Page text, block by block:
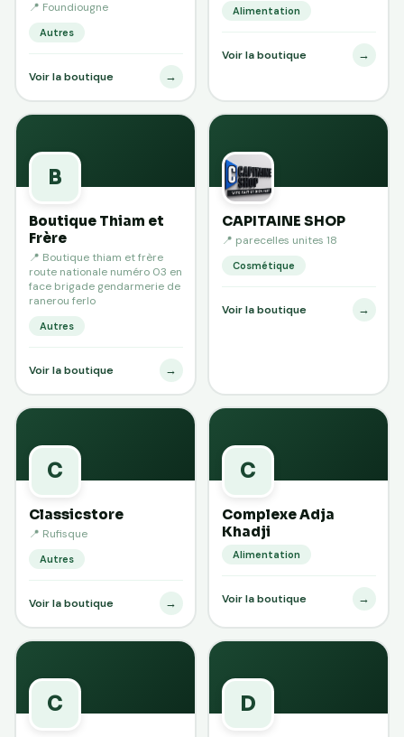
📍 Foundiougne
Autres
Voir la boutique →
Alimentation
Voir la boutique →
B
Boutique Thiam et
Frère
📍 Boutique thiam et frère
route nationale numéro 03 en
face brigade gendarmerie de
ranerou ferlo
Autres
Voir la boutique →
CAPITAINE SHOP
📍 parecelles unites 18
Cosmétique
Voir la boutique →
C
Classicstore
📍 Rufisque
Autres
Voir la boutique →
C
Complexe Adja
Khadji
Alimentation
Voir la boutique →
C D